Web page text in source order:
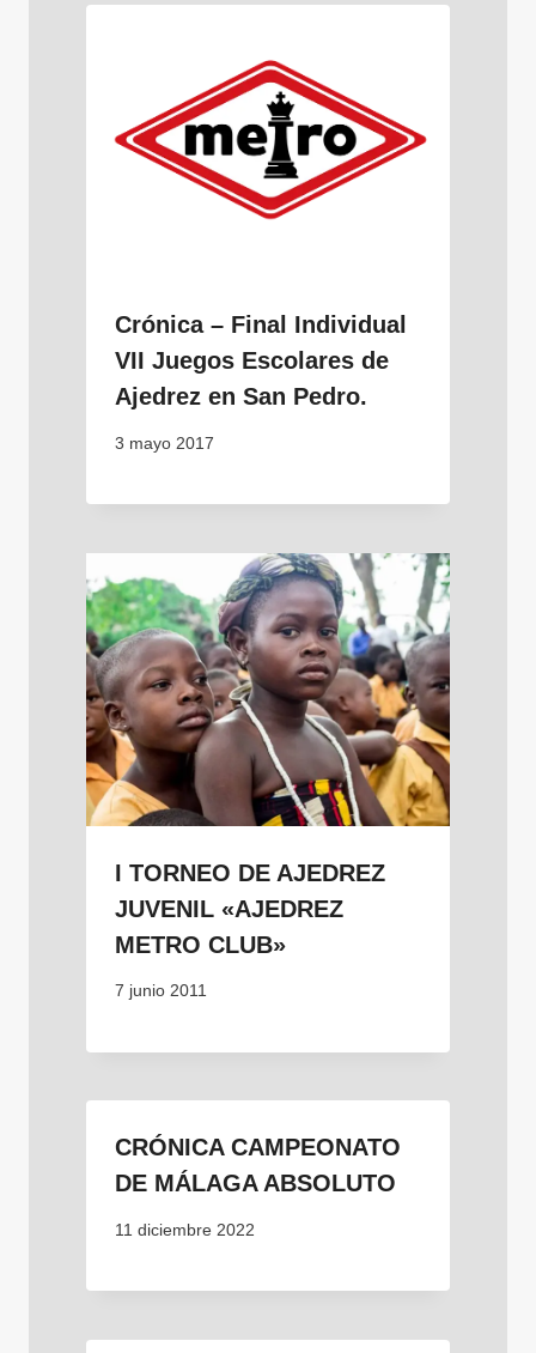
Crónica – Final Individual
VII Juegos Escolares de
Ajedrez en San Pedro.
3 mayo 2017
I TORNEO DE AJEDREZ
JUVENIL «AJEDREZ
METRO CLUB»
7 junio 2011
CRÓNICA CAMPEONATO
DE MÁLAGA ABSOLUTO
11 diciembre 2022